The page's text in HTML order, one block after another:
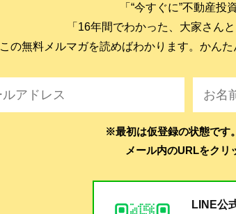
「“今すぐに”不動産投
「16年間でわかった、大家さん
この無料メルマガを読めばわかります。かん
※最初は仮登録の状態です
メール内のURLをクリ
LINE公